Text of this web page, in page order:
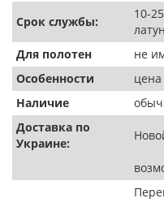
Срок службы:
10-
Для полотен
не
Особенности
цена
Наличие
Доставка по
Украине: